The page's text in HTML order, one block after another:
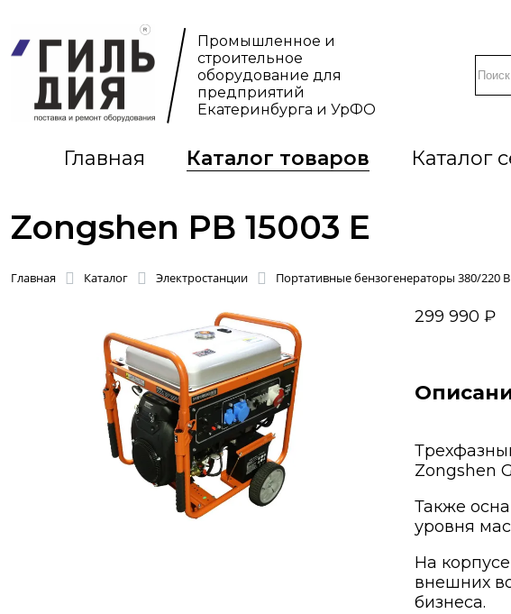
Промышленное и
строительное
оборудование для
предприятий
Екатеринбурга и УрФО
Главная Каталог товаров Каталог
Zongshen PB 15003 E
Главная Каталог Электростанции Портативные бензогенераторы 380/220 В
299 990 ₽
Zongshen
Также
уровня
На
внешних
бизнеса.